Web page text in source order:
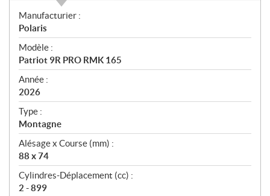
S
p
é
c
i
f
i
c
a
t
i
o
n
s
Manufacturier :
Polaris
Modèle :
Patriot 9R PRO RMK 165
Année :
2026
Type :
Montagne
Alésage x Course (mm) :
88 x 74
Cylindres-Déplacement (cc) :
2 - 899